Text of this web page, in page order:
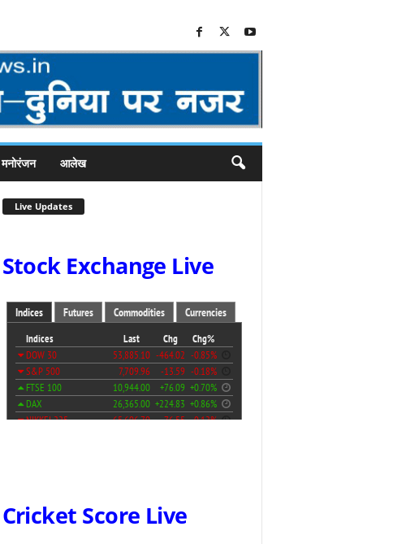
मनोरंजन आलेख
Live Updates
Stock Exchange Live
Cricket Score Live